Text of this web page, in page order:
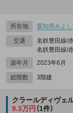
所在地 愛知県みよ
交通
名鉄豊田線/
名鉄豊田線/
築年月
2023年6月
総階数 3階建
クラールディヴェ
9.3万円（1件）